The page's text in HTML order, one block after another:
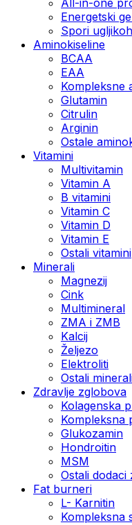
Energetski
Spori
Aminokiseline
BCAA
EAA
Kompleksne
Glutamin
Citrulin
Arginin
Ostale
Vitamini
Multivitamin
Vitamin A
B vitamini
Vitamin C
Vitamin D
Vitamin E
Ostali vitamini
Minerali
Magnezij
Cink
Multimineral
ZMA i ZMB
Kalcij
Željezo
Elektroliti
Ostali
Zdravlje zglobova
Kolagenska
Kompleksna
Glukozamin
Hondroitin
MSM
Ostali
Fat burneri
L- Karnitin
Kompleksna